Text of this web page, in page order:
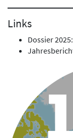
Links
Dossier 2025: